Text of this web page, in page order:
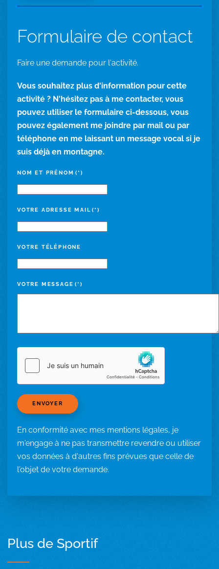
Formulaire de contact
Faire une demande pour l'activité.
Vous souhaitez plus d'information pour cette
activité ? N'hésitez pas à me contacter, vous
pouvez utiliser le formulaire ci-dessous, vous
pouvez également me joindre par mail ou par
téléphone en me laissant un message vocal si je
suis déjà en montagne.
NOM ET PRÉNOM (*)
VOTRE ADRESSE MAIL (*)
VOTRE TÉLÉPHONE
VOTRE MESSAGE (*)
ENVOYER
En conformité avec mes mentions légales, je
m'engage à ne pas transmettre revendre ou utiliser
vos données à d'autres fins prévues que celle de
l'objet de votre demande.
Plus de Sportif